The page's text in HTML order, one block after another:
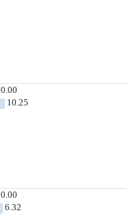
0.00
10.25
0.00
6.32